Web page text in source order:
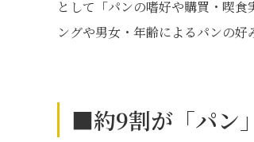
として「パンの嗜好や購買・喫
ングや男女・年齢によるパンの好
■約9割が「パン